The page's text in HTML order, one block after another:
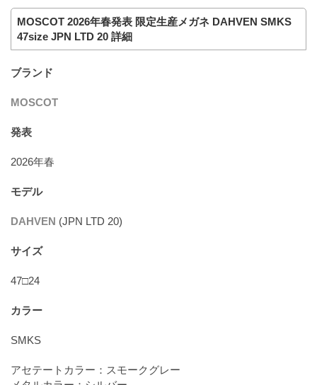
MOSCOT 2026年春発表 限定生産メガネ DAHVEN SMKS
47size JPN LTD 20 詳細
ブランド
MOSCOT
発表
2026年春
モデル
DAHVEN (JPN LTD 20)
サイズ
47□24
カラー
SMKS
アセテートカラー：スモークグレー